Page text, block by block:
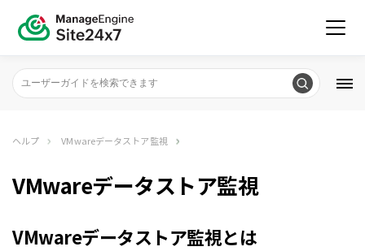
ヘルプ VMwareデータストア監視
VMwareデータストア監視
VMwareデータストア監視とは